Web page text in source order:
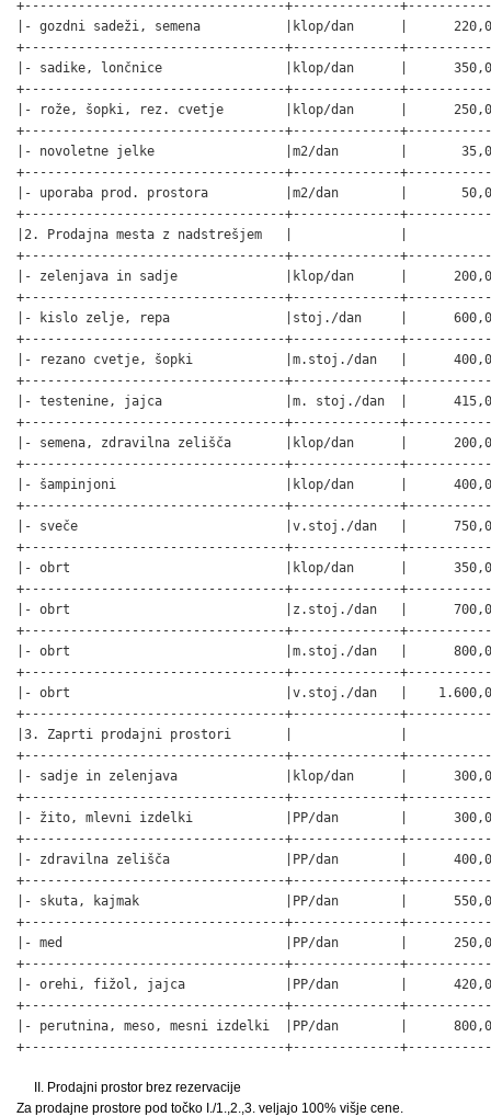
+----------------------------------+--------------
|- gozdni sadeži, semena           |klop/dan      |
+----------------------------------+--------------
|- sadike, lončnice                |klop/dan      |
+----------------------------------+--------------
|- rože, šopki, rez. cvetje        |klop/dan      |
+----------------------------------+--------------
|- novoletne jelke                 |m2/dan        |
+----------------------------------+--------------
|- uporaba prod. prostora          |m2/dan        |
+----------------------------------+--------------
|2. Prodajna mesta z nadstrešjem   |              |
+----------------------------------+--------------
|- zelenjava in sadje              |klop/dan      |
+----------------------------------+--------------
|- kislo zelje, repa               |stoj./dan     |
+----------------------------------+--------------
|- rezano cvetje, šopki            |m.stoj./dan   |
+----------------------------------+--------------
|- testenine, jajca                |m. stoj./dan  |
+----------------------------------+--------------
|- semena, zdravilna zelišča       |klop/dan      |
+----------------------------------+--------------
|- šampinjoni                      |klop/dan      |
+----------------------------------+--------------
|- sveče                           |v.stoj./dan   |
+----------------------------------+--------------
|- obrt                            |klop/dan      |
+----------------------------------+--------------
|- obrt                            |z.stoj./dan   |
+----------------------------------+--------------
|- obrt                            |m.stoj./dan   |
+----------------------------------+--------------
|- obrt                            |v.stoj./dan   |
+----------------------------------+--------------
|3. Zaprti prodajni prostori       |              |
+----------------------------------+--------------
|- sadje in zelenjava              |klop/dan      |
+----------------------------------+--------------
|- žito, mlevni izdelki            |PP/dan        |
+----------------------------------+--------------
|- zdravilna zelišča               |PP/dan        |
+----------------------------------+--------------
|- skuta, kajmak                   |PP/dan        |
+----------------------------------+--------------
|- med                             |PP/dan        |
+----------------------------------+--------------
|- orehi, fižol, jajca             |PP/dan        |
+----------------------------------+--------------
|- perutnina, meso, mesni izdelki  |PP/dan        |
+----------------------------------+--------------
II. Prodajni prostor brez rezervacije
Za prodajne prostore pod točko I./1.,2.,3. veljajo 100% višje cene.